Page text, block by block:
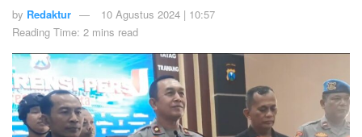
by Redaktur
10 Agustus 2024 | 10:57
Reading Time: 2 mins read